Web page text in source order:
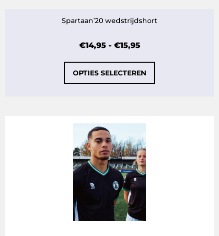
Spartaan’20 wedstrijdshort
€14,95 - €15,95
OPTIES SELECTEREN